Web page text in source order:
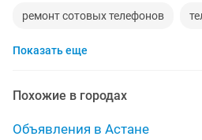
ремонт сотовых телефонов
продать телефон
покупаю телефоны телефон
Показать еще
Похожие в городах
Объявления в Астане